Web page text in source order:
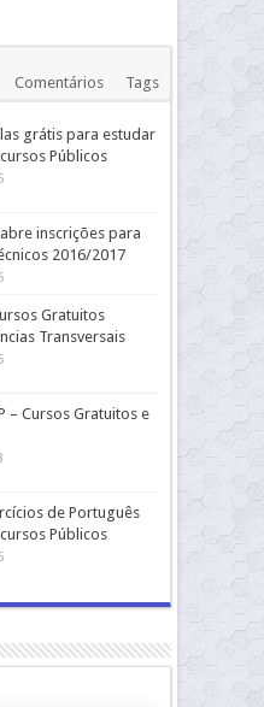
Comentários Tags
grátis para estudar
Públicos
inscrições para
2016/2017
Gratuitos
Transversais
– Cursos Gratuitos e
de Português
Públicos